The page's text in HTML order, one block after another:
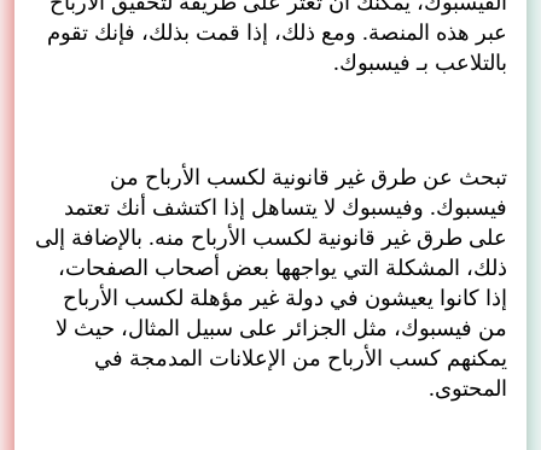
عبر هذه المنصة. ومع ذلك، إذا قمت بذلك، فإنك تقوم
بالتلاعب بـ فيسبوك.
تبحث عن طرق غير قانونية لكسب الأرباح من
فيسبوك. وفيسبوك لا يتساهل إذا اكتشف أنك تعتمد
على طرق غير قانونية لكسب الأرباح منه. بالإضافة إلى
ذلك، المشكلة التي يواجهها بعض أصحاب الصفحات،
إذا كانوا يعيشون في دولة غير مؤهلة لكسب الأرباح
من فيسبوك، مثل الجزائر على سبيل المثال، حيث لا
يمكنهم كسب الأرباح من الإعلانات المدمجة في
المحتوى.